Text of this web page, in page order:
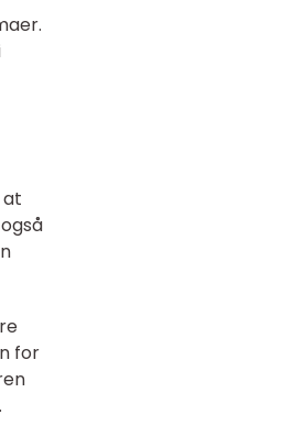
for